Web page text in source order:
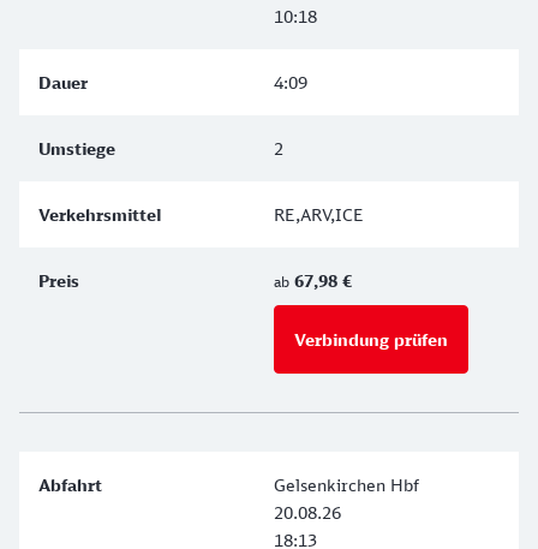
10:18
4:09
2
RE,ARV,ICE
ab 67,98 €
Verbindung prüfen
Gelsenkirchen Hbf
20.08.26
18:13